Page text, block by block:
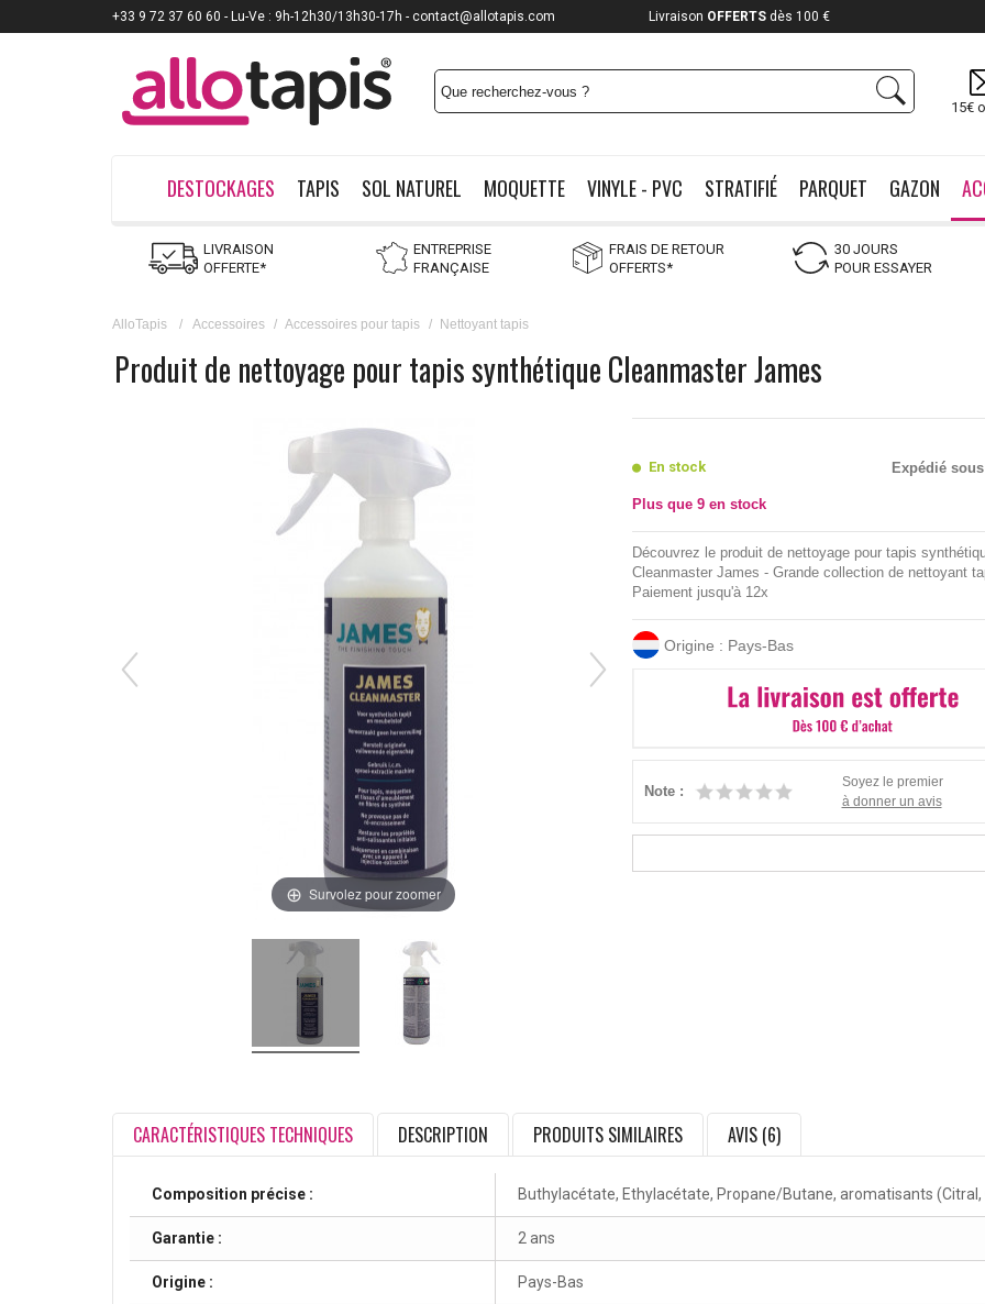
15€
DESTOCKAGES TAPIS SOL NATUREL MOQUETTE VINYLE - PVC STRATIFIÉ PARQUET GAZON
LIVRAISON
OFFERTE*
ENTREPRISE
FRANÇAISE
FRAIS DE RETOUR
OFFERTS*
30 JOURS
POUR ESSAYER
AlloTapis / Accessoires / Accessoires pour tapis / Nettoyant tapis
Produit de nettoyage pour tapis synthétique Cleanmaster James
Survolez pour zoomer
En stock Expédié
Plus que 9 en stock
Découvrez le produit de nettoyage pour tapis
Cleanmaster James - Grande collection de nettoyant
Paiement jusqu'à 12x
Origine : Pays-Bas
Note :
Soyez le premier
à donner un avis
CARACTÉRISTIQUES TECHNIQUES DESCRIPTION PRODUITS SIMILAIRES AVIS (6)
Composition précise : Buthylacétate, Ethylacétate, Propane/Butane, aromatisants (Citral,
Garantie : 2 ans
Origine : Pays-Bas
+33 9 72 37 60 60 - Lu-Ve : 9h-12h30/13h30-17h - contact@allotapis.com Payez jusqu'à12x